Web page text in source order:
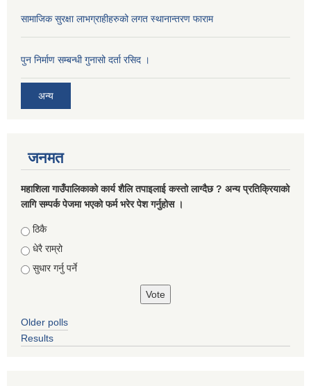
सामाजिक सुरक्षा लाभग्राहीहरुको लगत स्थानान्तरण फाराम
पुन निर्माण सम्बन्धी गुनासो दर्ता रसिद ।
अन्य
जनमत
महाशिला गाउँपालिकाको कार्य शैलि तपाइलाई कस्तो लाग्दैछ ? अन्य प्रतिक्रियाको
लागि सम्पर्क पेजमा भएको फर्म भरेर पेश गर्नुहोस ।
Choices
ठिकै
धेरै राम्रो
सुधार गर्नु पर्ने
Older polls
Results